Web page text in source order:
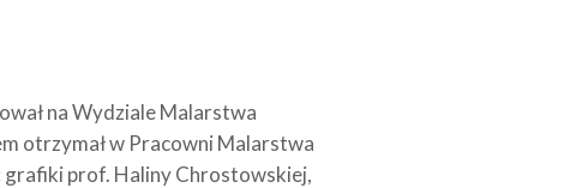
na Wydziale Malarstwa
otrzymał w Pracowni Malarstwa
grafiki prof. Haliny Chrostowskiej,